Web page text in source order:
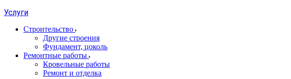
Услуги
Строительство
Другие строения
Фундамент, цоколь
Ремонтные работы
Кровельные работы
Ремонт и отделка